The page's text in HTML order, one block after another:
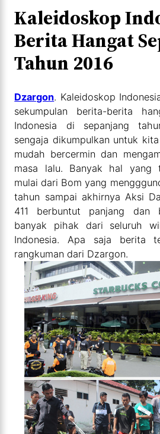
Kaleidoskop
Berita Hangat
Tahun 2016
Dzargon. Kaleidoskop
sekumpulan berita-berita
Indonesia di sepanjang
sengaja dikumpulkan untuk
mudah bercermin dan
masa lalu. Banyak hal yang
mulai dari Bom yang
tahun sampai akhirnya Aksi
411 berbuntut panjang dan
banyak pihak dari seluruh
Indonesia. Apa saja berita
rangkuman dari Dzargon.